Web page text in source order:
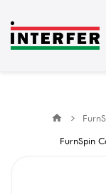
FurnSpin